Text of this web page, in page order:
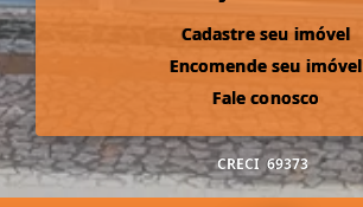
Cadastre seu imóvel
Encomende seu imóvel
Fale conosco
CRECI 69373